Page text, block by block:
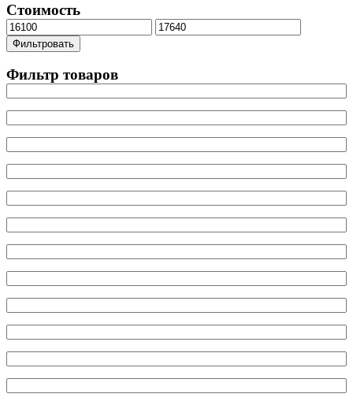
Стоимость
Минимальная
цена
Максимальная
цена
Фильтровать
Фильтр товаров